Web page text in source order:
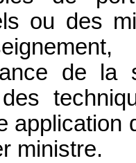
ou des
de la
application
ministre.